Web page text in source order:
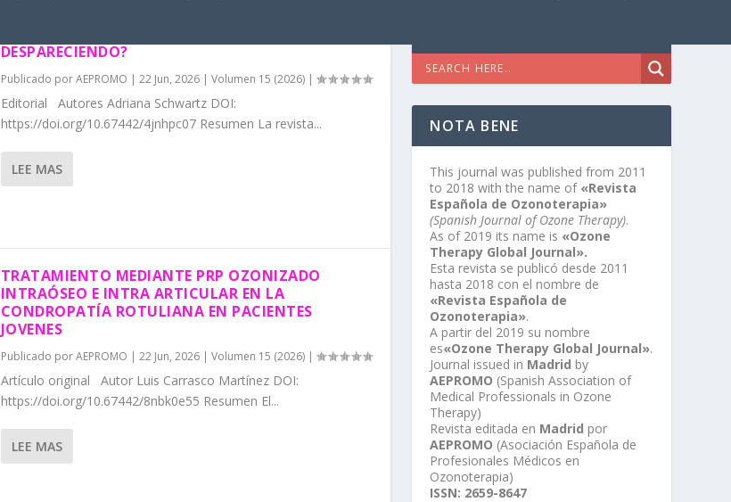
DESPARECIENDO?
Publicado porAEPROMO | 22 Jun, 2026| Volumen 15 (2026)|
Editorial Autores Adriana Schwartz DOI:
https://doi.org/10.67442/4jnhpc07 Resumen La revista...
LEE MAS
TRATAMIENTO MEDIANTE PRP OZONIZADO
INTRAÓSEO E INTRA ARTICULAR EN LA
CONDROPATÍA ROTULIANA EN PACIENTES
JOVENES
Publicado porAEPROMO | 22 Jun, 2026| Volumen 15 (2026)|
Artículo original Autor Luis Carrasco Martínez DOI:
https://doi.org/10.67442/8nbk0e55 Resumen El...
LEE MAS
NOTA BENE
This journal was published from 2011
to 2018 with the name of «Revista
Española de Ozonoterapia»
(Spanish Journal of Ozone Therapy).
As of 2019 its name is «Ozone
Therapy Global Journal».
Esta revista se publicó desde 2011
hasta 2018 con el nombre de
«Revista Española de
Ozonoterapia».
A partir del 2019 su nombre
es«Ozone Therapy Global Journal».
Journal issued in Madrid by
AEPROMO (Spanish Association of
Medical Professionals in Ozone
Therapy)
Revista editada en Madrid por
AEPROMO (Asociación Española de
Profesionales Médicos en
Ozonoterapia)
ISSN: 2659-8647